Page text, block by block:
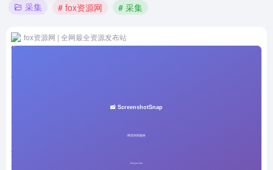
采集 # fox资源网 # 采集
fox资源网 | 全网最全资源发布站